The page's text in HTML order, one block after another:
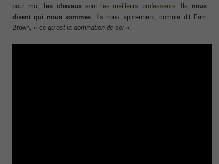
pour moi,
les chevauxsont les meilleurs professeurs . Ils nous
disent qui nous sommes . Ils nous apprennent, comme dit Pam
Brown, « ce qu’est la domination de soi ».